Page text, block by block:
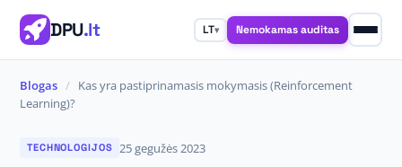
DPU.lt LT▾ Nemokamas auditas
Blogas / Kas yra pastiprinamasis mokymasis (Reinforcement
Learning)?
TECHNOLOGIJOS 25 gegužės 2023